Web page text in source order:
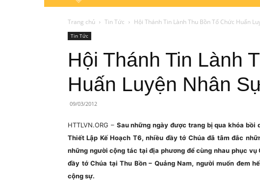
Thánh
Lành
Việt
Trang chủ Tin Tức Hội Thánh Tin Lành Thu Bồn Tổ Chức Huấn
Tin Tức
Hội Thánh Tin Lành
Huấn Luyện Nhân
09/03/2012
HTTLVN.ORG – Sau những ngày được trang bị qua khóa bồi
Thiết Lập Kế Hoạch T6, nhiều đầy tớ Chúa đã tâm đắc
những người cộng tác tại địa phương để cùng nhau phục vụ
đầy tớ Chúa tại Thu Bồn – Quảng Nam, người muốn đem
cộng sự.